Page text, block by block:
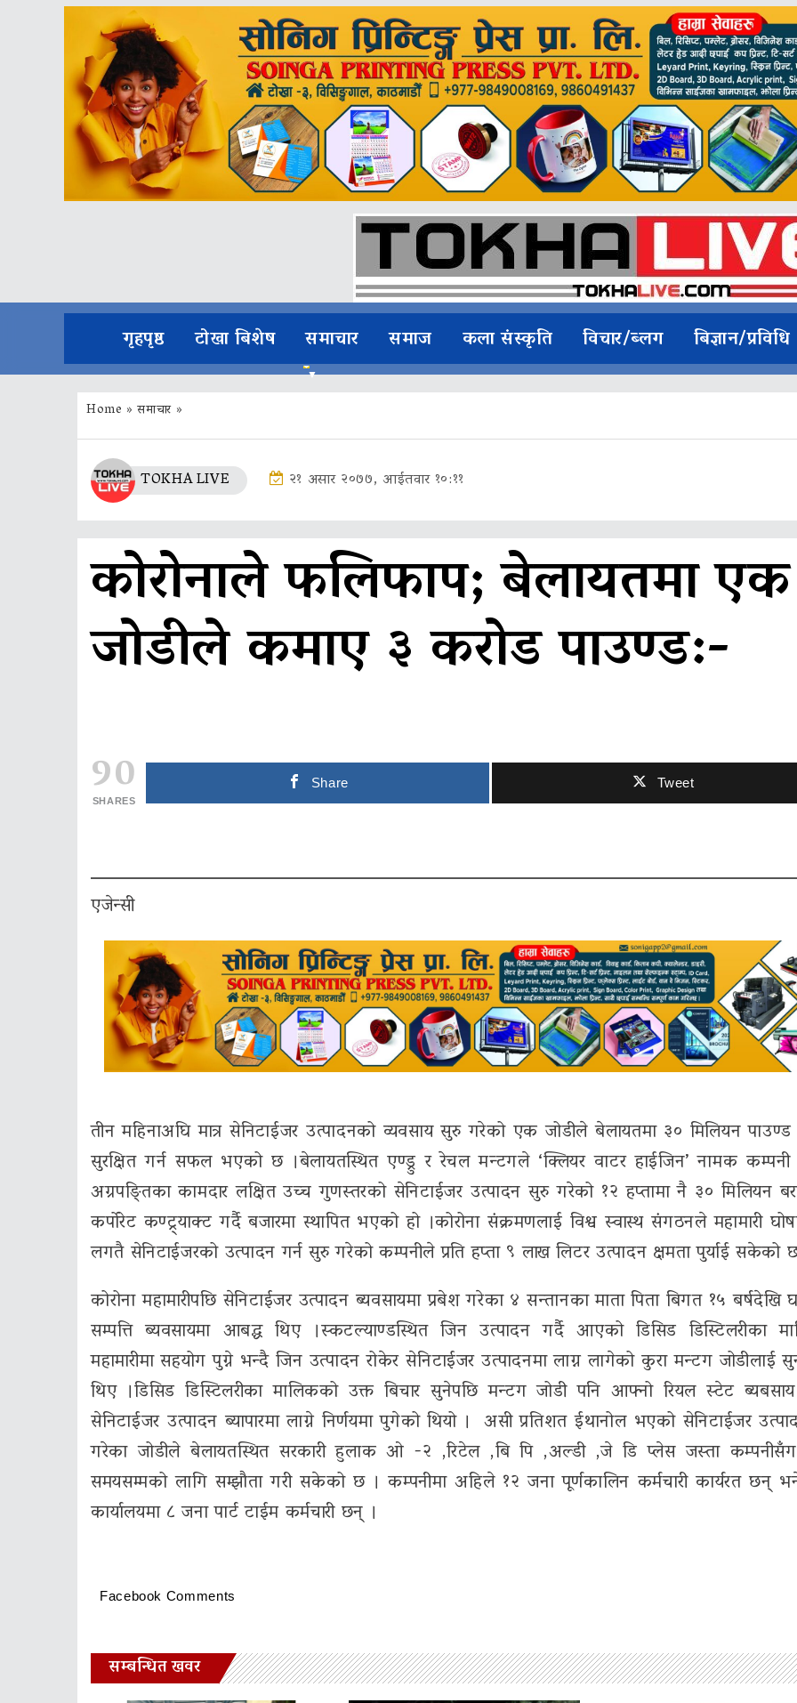
गृहपृष्ठ टोखा बिशेष समाचार समाज कला संस्कृति विचार/ब्लग बिज्ञान/प्रविधि
Home »समाचार »
TOKHA LIVE २१ असार २०७७, आईतवार १०:११
कोरोनाले फलिफाप; बेलायतमा एक
जोडीले कमाए ३ करोड पाउण्ड:-
90
SHARES
Share Tweet
एजेन्सी
तीन महिनाअघि मात्र सेनिटाईजर उत्पादनको व्यवसाय सुरु गरेको एक जोडीले बेलायतमा ३० मिलियन
सुरक्षित गर्न सफल भएको छ ।बेलायतस्थित एण्ड्रु र रेचल मन्टगले ‘क्लियर वाटर हाईजिन’ नामक कम्पनी
अग्रपङ्तिका कामदार लक्षित उच्च गुणस्तरको सेनिटाईजर उत्पादन सुरु गरेको १२ हप्तामा नै ३० मिलियन
कर्पोरेट कण्ट्र्याक्ट गर्दै बजारमा स्थापित भएको हो ।कोरोना संक्रमणलाई विश्व स्वास्थ संगठनले महामारी
लगतै सेनिटाईजरको उत्पादन गर्न सुरु गरेको कम्पनीले प्रति हप्ता ९ लाख लिटर उत्पादन क्षमता पुर्याई
कोरोना महामारीपछि सेनिटाईजर उत्पादन ब्यवसायमा प्रबेश गरेका ४ सन्तानका माता पिता बिगत १५ बर्षदेखि
सम्पत्ति ब्यवसायमा आबद्ध थिए ।स्कटल्याण्डस्थित जिन उत्पादन गर्दै आएको डिसिड डिस्टिलरीका
महामारीमा सहयोग पुग्ने भन्दै जिन उत्पादन रोकेर सेनिटाईजर उत्पादनमा लाग्न लागेको कुरा मन्टग जोडीलाई
थिए ।डिसिड डिस्टिलरीका मालिकको उक्त बिचार सुनेपछि मन्टग जोडी पनि आफ्नो रियल स्टेट
सेनिटाईजर उत्पादन ब्यापारमा लाग्ने निर्णयमा पुगेको थियो । असी प्रतिशत ईथानोल भएको सेनिटाईजर
गरेका जोडीले बेलायतस्थित सरकारी हुलाक ओ -२ ,रिटेल ,बि पि ,अल्डी ,जे डि प्लेस जस्ता
समयसम्मको लागि सम्झौता गरी सकेको छ । कम्पनीमा अहिले १२ जना पूर्णकालिन कर्मचारी कार्यरत छन्
कार्यालयमा ८ जना पार्ट टाईम कर्मचारी छन् ।
Facebook Comments
सम्बन्धित खवर